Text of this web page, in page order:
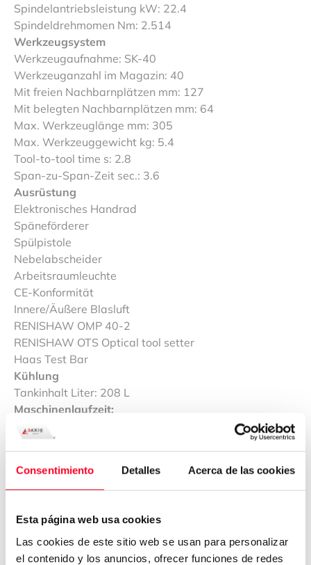
Consentimiento Detalles Acerca de las cookies
Esta página web usa cookies
Las cookies de este sitio web se usan para personalizar
el contenido y los anuncios, ofrecer funciones de redes
Spindelantriebsleistung kW: 22.4
Spindeldrehmomen Nm: 2.514
Werkzeugsystem
Werkzeugaufnahme: SK-40
Werkzeuganzahl im Magazin: 40
Mit freien Nachbarnplätzen mm: 127
Mit belegten Nachbarnplätzen mm: 64
Max. Werkzeuglänge mm: 305
Max. Werkzeuggewicht kg: 5.4
Tool-to-tool time s: 2.8
Span-zu-Span-Zeit sec.: 3.6
Ausrüstung
Elektronisches Handrad
Späneförderer
Spülpistole
Nebelabscheider
Arbeitsraumleuchte
CE-Konformität
Innere/Äußere Blasluft
RENISHAW OMP 40-2
RENISHAW OTS Optical tool setter
Haas Test Bar
Kühlung
Tankinhalt Liter: 208 L
Maschinenlaufzeit:
Stunden unter Strom: 10.781
Operating Time: 1.853
Länge mm: 4.270
Breite mm: 2.350
Gewicht kg: 7.000